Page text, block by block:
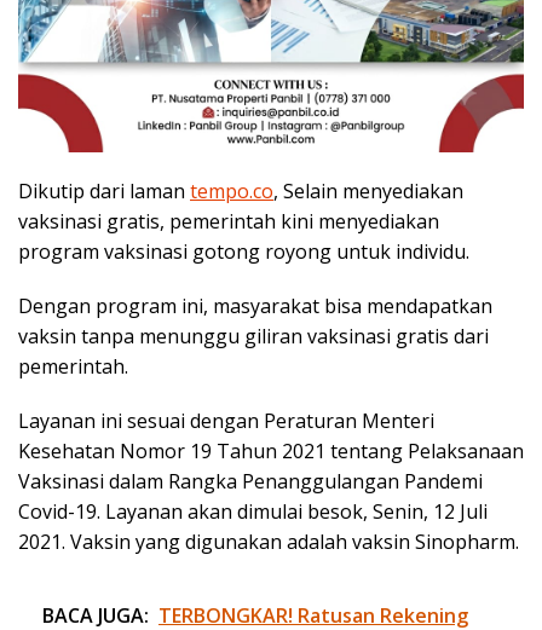
Dikutip dari laman tempo.co, Selain menyediakan
vaksinasi gratis, pemerintah kini menyediakan
program vaksinasi gotong royong untuk individu.
Dengan program ini, masyarakat bisa mendapatkan
vaksin tanpa menunggu giliran vaksinasi gratis dari
pemerintah.
Layanan ini sesuai dengan Peraturan Menteri
Kesehatan Nomor 19 Tahun 2021 tentang Pelaksanaan
Vaksinasi dalam Rangka Penanggulangan Pandemi
Covid-19. Layanan akan dimulai besok, Senin, 12 Juli
2021. Vaksin yang digunakan adalah vaksin Sinopharm.
BACA JUGA: TERBONGKAR! Ratusan Rekening